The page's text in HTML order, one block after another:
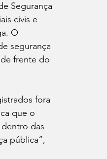
Segurança
civis e
O
segurança
frente do
fora
que o
das
pública”,